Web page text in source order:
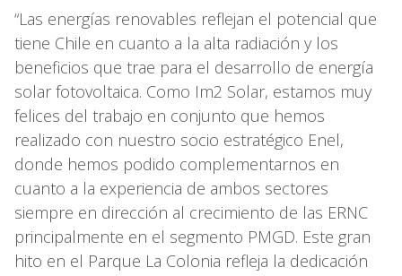
“Las energías renovables reflejan el potencial que
tiene Chile en cuanto a la alta radiación y los
beneficios que trae para el desarrollo de energía
solar fotovoltaica. Como Im2 Solar, estamos muy
felices del trabajo en conjunto que hemos
realizado con nuestro socio estratégico Enel,
donde hemos podido complementarnos en
cuanto a la experiencia de ambos sectores
siempre en dirección al crecimiento de las ERNC
principalmente en el segmento PMGD. Este gran
hito en el Parque La Colonia refleja la dedicación